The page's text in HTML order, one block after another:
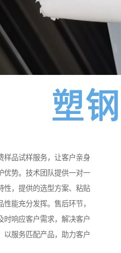
样品试样服务，让客户亲身
优势。技术团队提供一对一
性，提供的选型方案、粘贴
能充分发挥。售后环节，
时响应客户需求，解决客户
以服务匹配产品，助力客户